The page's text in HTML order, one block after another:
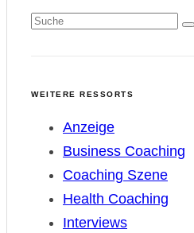
WEITERE RESSORTS
Anzeige
Business Coaching
Coaching Szene
Health Coaching
Interviews